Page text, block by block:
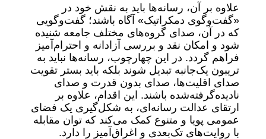
علاوه بر آن، رسانه‌ها باید به نقش خود در
«گفت‌وگوی دمکراتیک» آگاه باشند؛ گفت‌وگویی
که در آن، صدای گروه‌های مختلف جامعه شنیده
شود و امکان نقد و بررسی آزادانه و احترام‌آمیز
فراهم گردد. در این چهارچوب، رسانه‌ها نباید به
تریبون یک‌جانبه تبدیل شوند بلکه باید بستر تقویت
صدای اقلیت‌ها، صدای بدون قدرت و صدای
نادیده‌گرفته‌شده باشند. این اقدام، علاوه بر
ارتقای عدالت رسانه‌ای، به شکل‌گیری یک فضای
عمومی پویا و متنوع کمک می‌کند که توان مقابله
با روایت‌های تک‌بعدی و اغراق‌آمیز را دارد.